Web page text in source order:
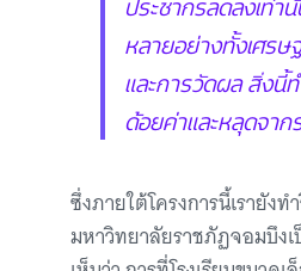
หลายอย่างทั้งเศร
และการวัดผล สิ่งนี้
ด้อยค่าและหลุดจาก
ซึ่งภายใต้โครงการนี้เรายังท
มหาวิทยาลัยราชภัฏจอมบึง